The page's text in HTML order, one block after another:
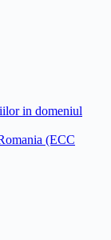
in domeniul
(ECC